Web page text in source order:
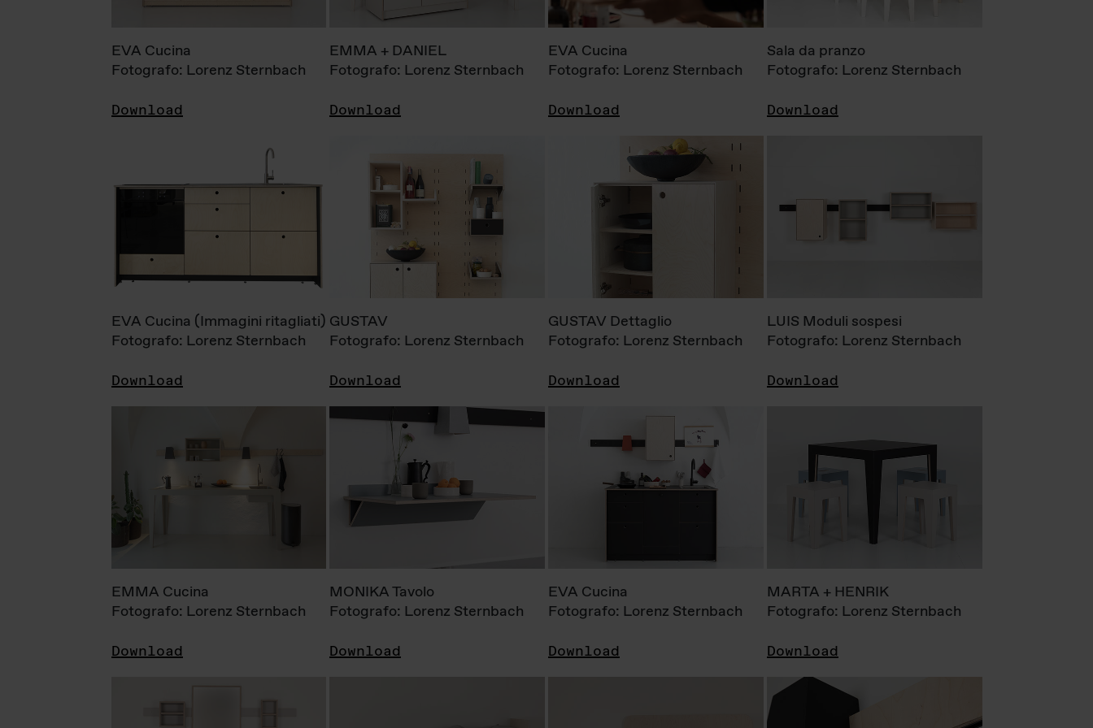
EVA Cucina
Fotografo: Lorenz Sternbach
Download
EMMA + DANIEL
Fotografo: Lorenz Sternbach
Download
EVA Cucina
Fotografo: Lorenz Sternbach
Download
Sala da pranzo
Fotografo: Lorenz Sternbach
Download
EVA Cucina (Immagini ritagliati)
Fotografo: Lorenz Sternbach
Download
GUSTAV
Fotografo: Lorenz Sternbach
Download
GUSTAV Dettaglio
Fotografo: Lorenz Sternbach
Download
LUIS Moduli sospesi
Fotografo: Lorenz Sternbach
Download
EMMA Cucina
Fotografo: Lorenz Sternbach
Download
MONIKA Tavolo
Fotografo: Lorenz Sternbach
Download
EVA Cucina
Fotografo: Lorenz Sternbach
Download
MARTA + HENRIK
Fotografo: Lorenz Sternbach
Download